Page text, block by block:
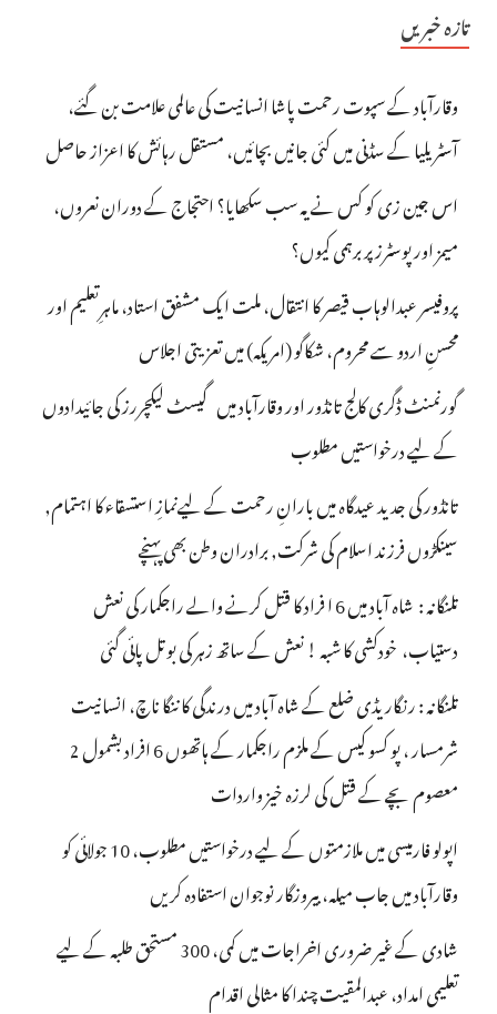
تازہ خبریں
وقارآباد کے سپوت رحمت پاشا انسانیت کی عالمی علامت بن گئے،
آسٹریلیا کے سڈنی میں کئی جانیں بچائیں، مستقل رہائش کا اعزاز حاصل
اس جین زی کو کس نے یہ سب سکھایا؟ احتجاج کے دوران نعروں،
میمز اور پوسٹرز پر برہمی کیوں؟
پروفیسر عبدالوہاب قیصر کا انتقال، ملت ایک مشفق استاد، ماہرِتعلیم اور
محسنِ اردو سے محروم، شکاگو (امریکہ) میں تعزیتی اجلاس
گورنمنٹ ڈگری کالج تانڈور اور وقارآباد میں گیسٹ لیکچررز کی جائیدادوں
کے لیے درخواستیں مطلوب
تانڈور کی جدید عیدگاہ میں بارانِ رحمت کے لیےنمازِ استسقاء کا اہتمام,
سینکڑوں فرزند اسلام کی شرکت, برادران وطن بھی پہنچے
تلنگانہ : شاہ آباد میں 6 ا فراد کا قتل کرنے والے راجکمار کی نعش
دستیاب، خودکشی کا شبہ ! نعش کے ساتھ زہر کی بوتل پائی گئی
تلنگانہ : رنگاریڈی ضلع کے شاہ آباد میں درندگی کا ننگا ناچ، انسانیت
شرمسار ، پو کسو کیس کے ملزم راجکمار کے ہاتھوں 6 افراد بشمول 2
معصوم بچے کے قتل کی لرزہ خیز واردات
اپولو فارمیسی میں ملازمتوں کے لیے درخواستیں مطلوب، 10 جولائی کو
وقارآباد میں جاب میلہ، بیروزگار نوجوان استفادہ کریں
شادی کے غیر ضروری اخراجات میں کمی، 300 مستحق طلبہ کے لیے
تعلیمی امداد، عبدالمقیت چندا کا مثالی اقدام